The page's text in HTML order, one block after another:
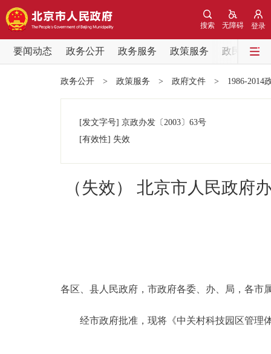
登录
无障碍
搜索
要闻动态 政务公开 政务服务 政策服务
政民互动
党中央精神
政务公开
政务公开 > 政策服务 > 政府文件 > 1986-2014
[发文字号] 京政办发 〔2003〕 63号
[有效性] 失效
（失效） 北京市人民政府
各区、县人民政府，市政府各委、办、局，各市
经市政府批准，现将《中关村科技园区管理